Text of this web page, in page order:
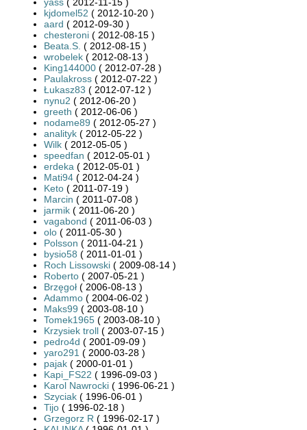
kjdomel52 ( 2012-10-20 )
aard ( 2012-09-30 )
chesteroni ( 2012-08-15 )
Beata.S. ( 2012-08-15 )
wrobelek ( 2012-08-13 )
King144000 ( 2012-07-28 )
Paulakross ( 2012-07-22 )
Łukasz83 ( 2012-07-12 )
nynu2 ( 2012-06-20 )
greeth ( 2012-06-06 )
nodame89 ( 2012-05-27 )
analityk ( 2012-05-22 )
Wilk ( 2012-05-05 )
speedfan ( 2012-05-01 )
erdeka ( 2012-05-01 )
Mati94 ( 2012-04-24 )
Keto ( 2011-07-19 )
Marcin ( 2011-07-08 )
jarmik ( 2011-06-20 )
vagabond ( 2011-06-03 )
olo ( 2011-05-30 )
Polsson ( 2011-04-21 )
bysio58 ( 2011-01-01 )
Roch Lissowski ( 2009-08-14 )
Roberto ( 2007-05-21 )
Brzęgoł ( 2006-08-13 )
Adammo ( 2004-06-02 )
Maks99 ( 2003-08-10 )
Tomek1965 ( 2003-08-10 )
Krzysiek troll ( 2003-07-15 )
pedro4d ( 2001-09-09 )
yaro291 ( 2000-03-28 )
pajak ( 2000-01-01 )
Kapi_FS22 ( 1996-09-03 )
Karol Nawrocki ( 1996-06-21 )
Szyciak ( 1996-06-01 )
Tijo ( 1996-02-18 )
Grzegorz R ( 1996-02-17 )